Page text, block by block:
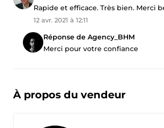
Rapide et efficace. Très bien. Merci
12 avr. 2021 à 12:11
Réponse de Agency_BHM
Merci pour votre confiance
À propos du vendeur